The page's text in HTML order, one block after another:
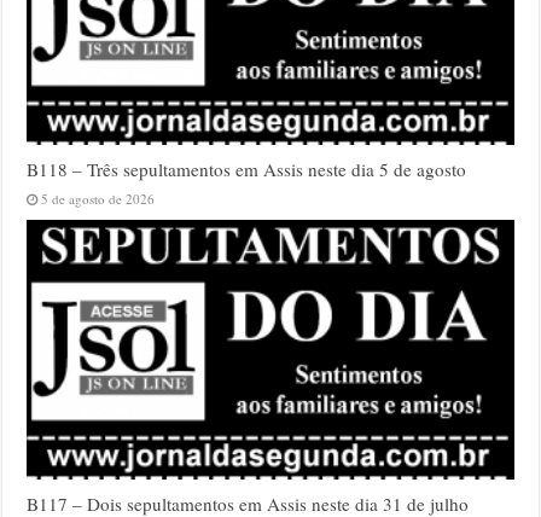
B118 – Três sepultamentos em Assis neste dia 5 de agosto
5 de agosto de 2026
B117 – Dois sepultamentos em Assis neste dia 31 de julho